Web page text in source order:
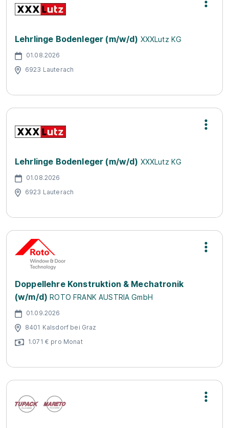
Lehrlinge Bodenleger (m/w/d) XXXLutz KG
01.08.2026
6923 Lauterach
Lehrlinge Bodenleger (m/w/d) XXXLutz KG
01.08.2026
6923 Lauterach
Doppellehre Konstruktion & Mechatronik
(w/m/d) ROTO FRANK AUSTRIA GmbH
01.09.2026
8401 Kalsdorf bei Graz
1.071 € pro Monat